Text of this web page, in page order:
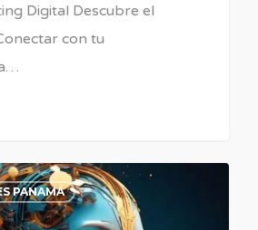
Digital Descubre el
con tu
PANAMÁ
0